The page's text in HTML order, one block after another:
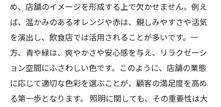
め、店舗のイメージを形成する上で欠かせません。例え
ば、温かみのあるオレンジや赤は、親しみやすさや活気
を演出し、飲食店では活用されることが多いです。一
方、青や緑は、爽やかさや安心感を与え、リラクゼーシ
ョン空間にふさわしい色です。このように、店舗の業態
に応じて適切な色彩を選ぶことが、顧客の満足度を高め
る第一歩となります。 照明に関しても、その重要性は大